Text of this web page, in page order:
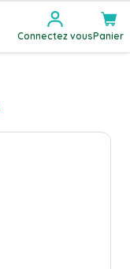
Connectez vousPanier